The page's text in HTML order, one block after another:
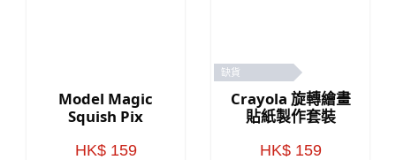
Model Magic
Squish Pix
HK$ 159
缺貨
Crayola 旋轉繪畫
貼紙製作套裝
HK$ 159